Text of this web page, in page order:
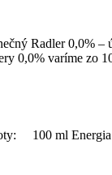
Radler 0,0%
0,0% varíme zo
100 ml